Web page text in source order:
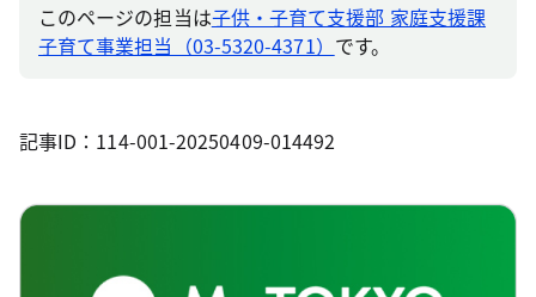
このページの担当は子供・子育て支援部 家庭支援課
子育て事業担当（03-5320-4371） です。
記事ID：114-001-20250409-014492